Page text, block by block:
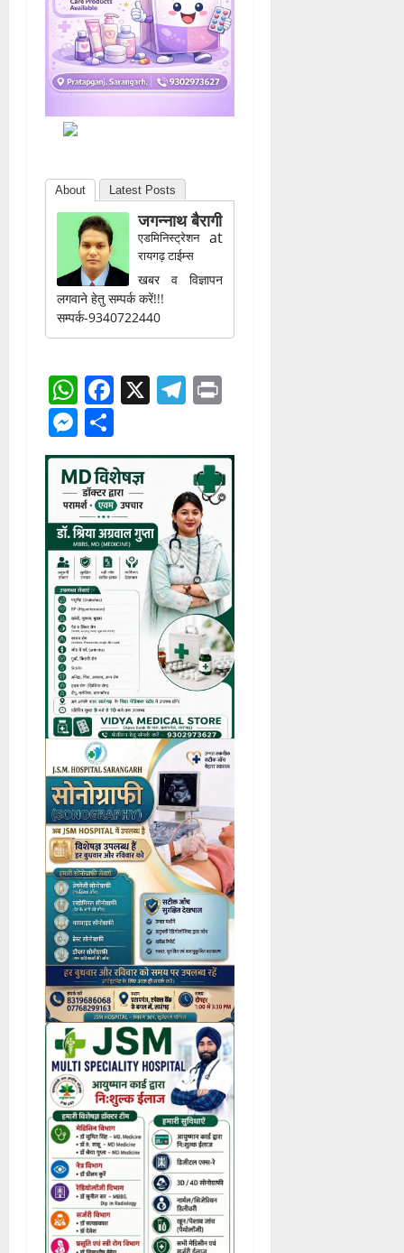
About Latest Posts
जगन्नाथ बैरागी
एडमिनिस्ट्रेशन at
रायगढ़ टाईम्स
खबर व विज्ञापन
लगवाने हेतु सम्पर्क करें!!!
सम्पर्क-9340722440
WhatsApp
Facebook
X Telegram
Messenger